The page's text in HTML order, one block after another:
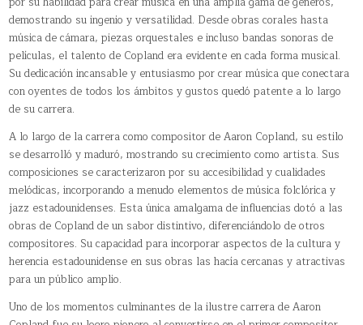
demostrando su ingenio y versatilidad. Desde obras corales hasta
música de cámara, piezas orquestales e incluso bandas sonoras de
películas, el talento de Copland era evidente en cada forma musical.
Su dedicación incansable y entusiasmo por crear música que conectara
con oyentes de todos los ámbitos y gustos quedó patente a lo largo
de su carrera.
A lo largo de la carrera como compositor de Aaron Copland, su estilo
se desarrolló y maduró, mostrando su crecimiento como artista. Sus
composiciones se caracterizaron por su accesibilidad y cualidades
melódicas, incorporando a menudo elementos de música folclórica y
jazz estadounidenses. Esta única amalgama de influencias dotó a las
obras de Copland de un sabor distintivo, diferenciándolo de otros
compositores. Su capacidad para incorporar aspectos de la cultura y
herencia estadounidense en sus obras las hacía cercanas y atractivas
para un público amplio.
Uno de los momentos culminantes de la ilustre carrera de Aaron